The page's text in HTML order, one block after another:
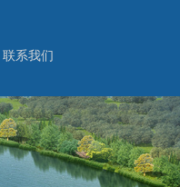
联系我们